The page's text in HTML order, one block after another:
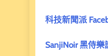
科技新聞派
SanjiNoir 黑侍樂